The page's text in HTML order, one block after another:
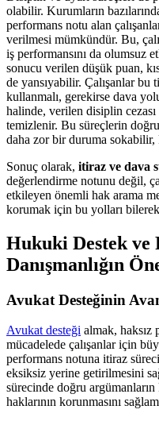
olabilir. Kurumların
performans notu alan
verilmesi mümkündür. Bu,
iş performansını da olumsuz
sonucu verilen düşük puan,
de yansıyabilir. Çalışanlar bu
kullanmalı, gerekirse dava
halinde, verilen disiplin
temizlenir. Bu süreçlerin
daha zor bir duruma
Sonuç olarak, itiraz ve dava
değerlendirme notunu değil,
etkileyen önemli hak arama
korumak için bu yolları bilerek
Hukuki Destek ve
Danışmanlığın
Avukat Desteğinin
Avukat desteği almak, haksız
mücadelede çalışanlar için
performans notuna itiraz
eksiksiz yerine getirilmesini
sürecinde doğru argümanların
haklarının korunmasını